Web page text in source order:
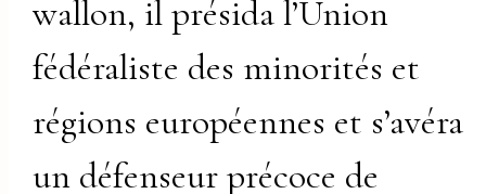
wallon, il présida l’Union
fédéraliste des minorités et
régions européennes et s’avéra
un défenseur précoce de